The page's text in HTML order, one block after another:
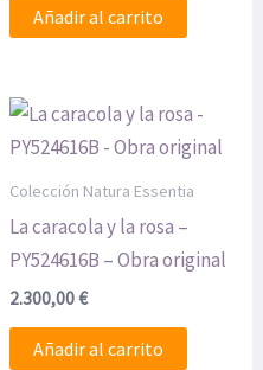
Añadir al carrito
Colección Natura Essentia
La caracola y la rosa –
PY524616B – Obra original
2.300,00€
Añadir al carrito